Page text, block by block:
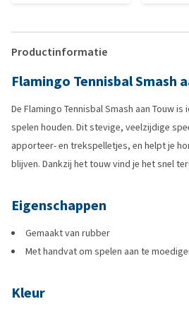
Productinformatie
Flamingo Tennisbal Smash
De Flamingo Tennisbal Smash aan Touw
spelen houden. Dit stevige, veelzijdige
apporteer- en trekspelletjes, en helpt je
blijven. Dankzij het touw vind je het snel
Eigenschappen
Gemaakt van rubber
Met handvat om spelen aan te
Kleur